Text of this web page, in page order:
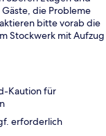
die Probleme
bitte vorab die
Stockwerk mit Aufzug
Kaution für
erforderlich